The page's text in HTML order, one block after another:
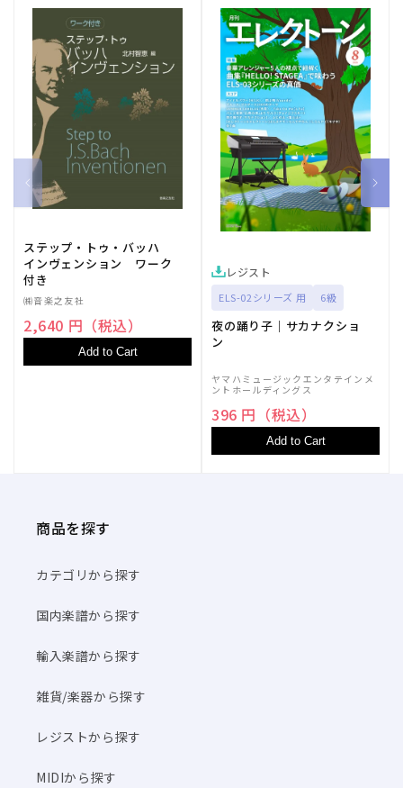
量
を
減
ら
す
量
を
や
ステップ・トゥ・バッハ
インヴェンション ワーク
付き
㈱音楽之友社
2,640 円（税込）
Add to Cart
レジスト
ELS-02シリーズ 用 6級
夜の踊り子｜サカナクショ
ン
ヤマハミュージックエンタテインメ
ントホールディングス
396 円（税込）
Add to Cart
商品を探す
カテゴリから探す
国内楽譜から探す
輸入楽譜から探す
雑貨/楽器から探す
レジストから探す
MIDIから探す